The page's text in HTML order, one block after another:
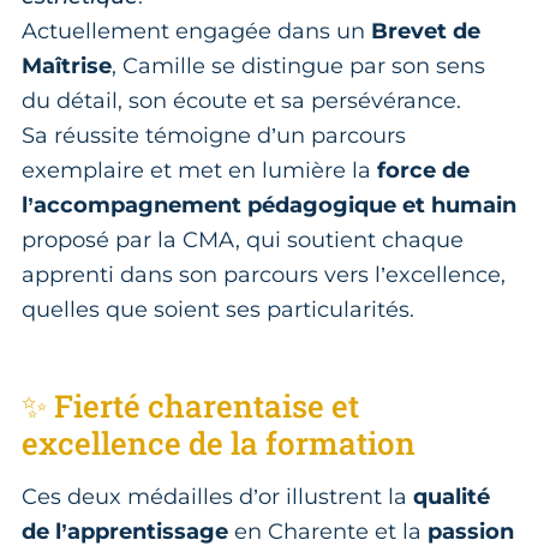
Actuellement engagée dans un Brevet de
Maîtrise, Camille se distingue par son sens
du détail, son écoute et sa persévérance.
Sa réussite témoigne d’un parcours
exemplaire et met en lumière la force de
l’accompagnement pédagogique et humain
proposé par la CMA, qui soutient chaque
apprenti dans son parcours vers l’excellence,
quelles que soient ses particularités.
✨ Fierté charentaise et
excellence de la formation
Ces deux médailles d’or illustrent la qualité
de l’apprentissage en Charente et la passion